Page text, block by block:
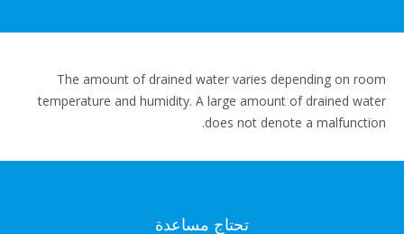
The amount of drained water varies depending on room
temperature and humidity. A large amount of drained water
does not denote a malfunction.
تحتاج مساعدة